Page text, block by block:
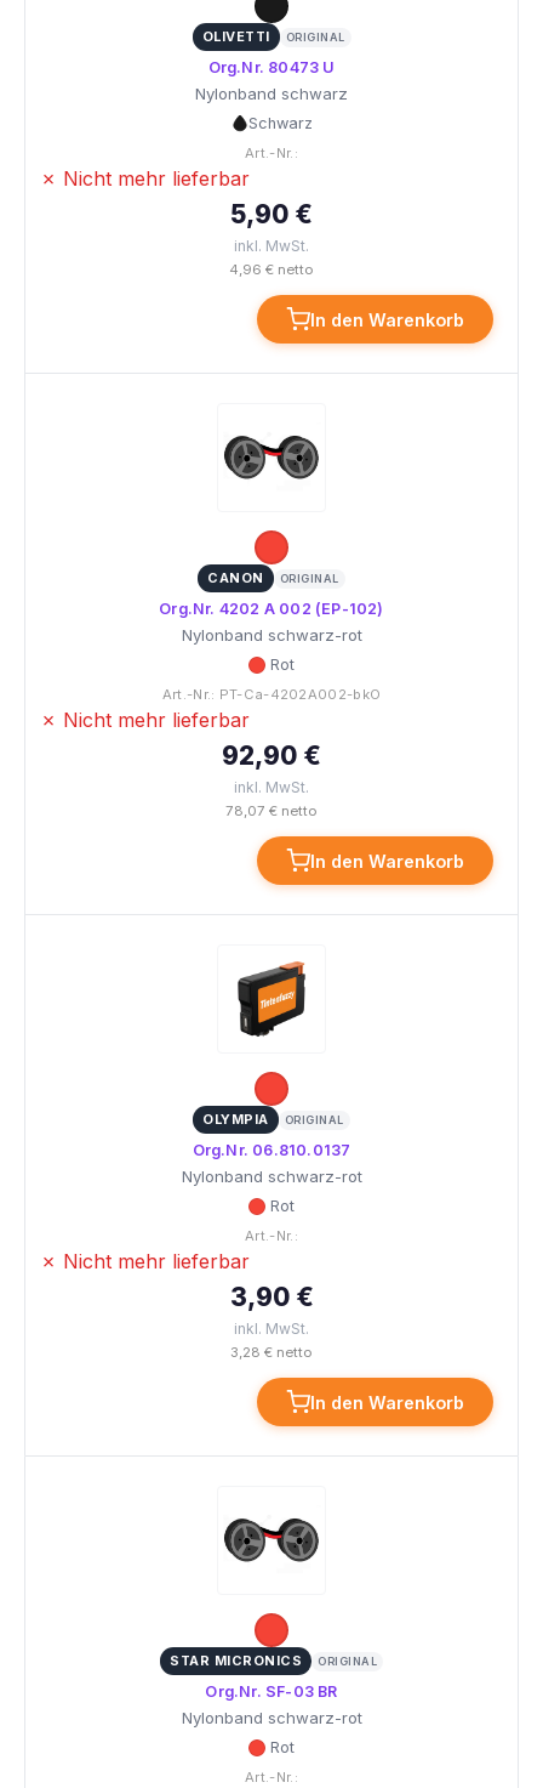
OLIVETTI ORIGINAL
Org.Nr. 80473 U
Nylonband schwarz
Schwarz
Art.-Nr.:
✗ Nicht mehr lieferbar
5,90 €
inkl. MwSt.
4,96 € netto
In den Warenkorb
CANON ORIGINAL
Org.Nr. 4202 A 002 (EP-102)
Nylonband schwarz-rot
Rot
Art.-Nr.: PT-Ca-4202A002-bkO
✗ Nicht mehr lieferbar
92,90 €
inkl. MwSt.
78,07 € netto
In den Warenkorb
OLYMPIA ORIGINAL
Org.Nr. 06.810.0137
Nylonband schwarz-rot
Rot
Art.-Nr.:
✗ Nicht mehr lieferbar
3,90 €
inkl. MwSt.
3,28 € netto
In den Warenkorb
STAR MICRONICS ORIGINAL
Org.Nr. SF-03 BR
Nylonband schwarz-rot
Rot
Art.-Nr.: